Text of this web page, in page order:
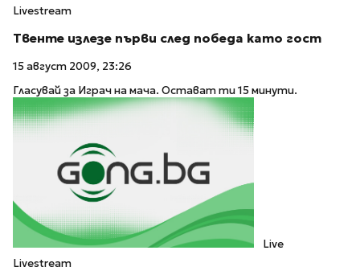
Livestream
Твенте излезе първи след победа като гост
15 август 2009, 23:26
Гласувай за Играч на мача. Остават ти 15 минути.
Live
Livestream